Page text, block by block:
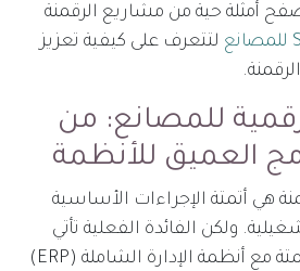
أمثلة حية من مشاريع الرقمنة
لتتعرف على كيفية تعزيز
للمصانع: من
العميق للأنظمة
هي أتمتة الإجراءات الأساسية
ولكن الفائدة الفعلية تأتي
عندما يتم دمج هذه الأتمتة مع أنظمة الإدارة الشاملة (ERP)